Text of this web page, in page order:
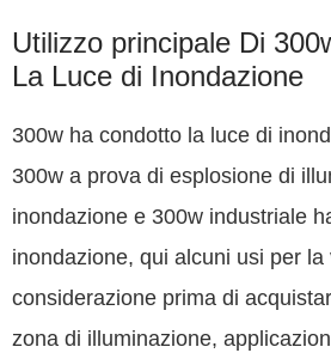
Utilizzo principale Di
La Luce di Inondazione
300w ha condotto la luce di
300w a prova di esplosione di
inondazione e 300w industriale
inondazione, qui alcuni usi per la
considerazione prima di
zona di illuminazione,